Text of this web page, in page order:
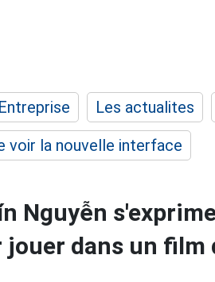
Entreprise Les actualites
voir la nouvelle interface
Nguyễn
jouer dans un film